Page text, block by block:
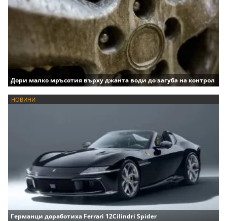
Дори малко мръсотия върху джанта води до загуба на контрол
НОВИНИ
Германци доработиха Ferrari 12Cilindri Spider